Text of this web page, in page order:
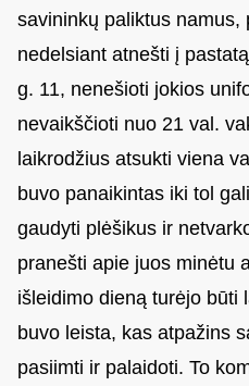
savininkų paliktus namus,
nedelsiant atnešti į
g. 11, nenešioti jokios
nevaikščioti nuo 21 val.
laikrodžius atsukti viena
buvo panaikintas iki tol
gaudyti plėšikus ir
pranešti apie juos minėtu
išleidimo dieną turėjo būti
buvo leista, kas atpažins
pasiimti ir palaidoti. To